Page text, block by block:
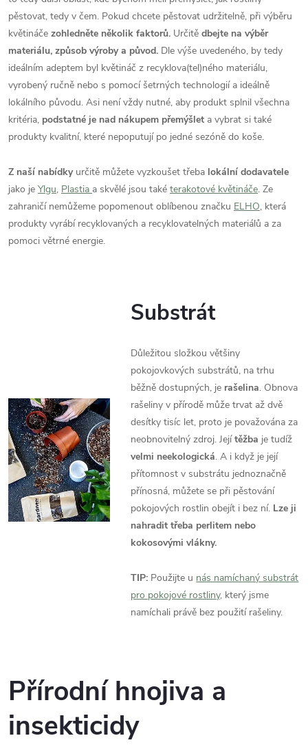
pěstovat, tedy v čem. Pokud chcete pěstovat udržitelně, při výběru
květináče zohledněte několik faktorů. Určitě dbejte na výběr
materiálu, způsob výroby a původ. Dle výše uvedeného, by tedy
ideálním adeptem byl květináč z recyklova(tel)ného materiálu,
vyrobený ručně nebo s pomocí šetrných technologií a ideálně
lokálního původu. Asi není vždy nutné, aby produkt splnil všechna
kritéria, podstatné je nad nákupem přemýšlet a vybrat si také
produkty kvalitní, které nepoputují po jedné sezóně do koše.
Z naší nabídkyurčitě můžete vyzkoušet třeba lokální dodavatele
jako je Ylgu, Plastia a skvělé jsou také terakotové květináče. Ze
zahraničí nemůžeme popomenout oblíbenou značku ELHO, která
produkty vyrábí recyklovaných a recyklovatelných materiálů a za
pomoci větrné energie.
Substrát
Důležitou složkou většiny
pokojovkových substrátů, na trhu
běžně dostupných, je rašelina. Obnova
rašeliny v přírodě může trvat až dvě
desítky tisíc let, proto je považována za
neobnovitelný zdroj. Jejítěžba je tudíž
velmi neekologická. A i když je její
přítomnost v substrátu jednoznačně
přínosná, můžete se při pěstování
pokojových rostlin obejít i bez ní. Lze ji
nahradit třeba perlitem nebo
kokosovými vlákny.
TIP: Použijte u nás namíchaný substrát
pro pokojové rostliny, který jsme
namíchali právě bez použití rašeliny.
Přírodní hnojiva a
insekticidy